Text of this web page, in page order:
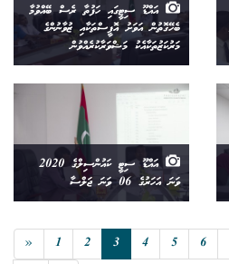
އައްޑޫ ސިޓީގައި ހަފުތާ ރެސް ބޭއްވުމާ
ބެހޭގޮތުން އަވަށު އޮފީސްތަކާއި ޒުވާނުންގެ
މަރުކަޒުތަކާއެކު މަޝްވަރާކުރެއްވުން
އައްޑޫ ސިޓީ ކައުންސިލްގެ 2020
ވަނަ އަހަރުގެ 06 ވަނަ ޖަލްސާ
« 1 2 3 4 5 6